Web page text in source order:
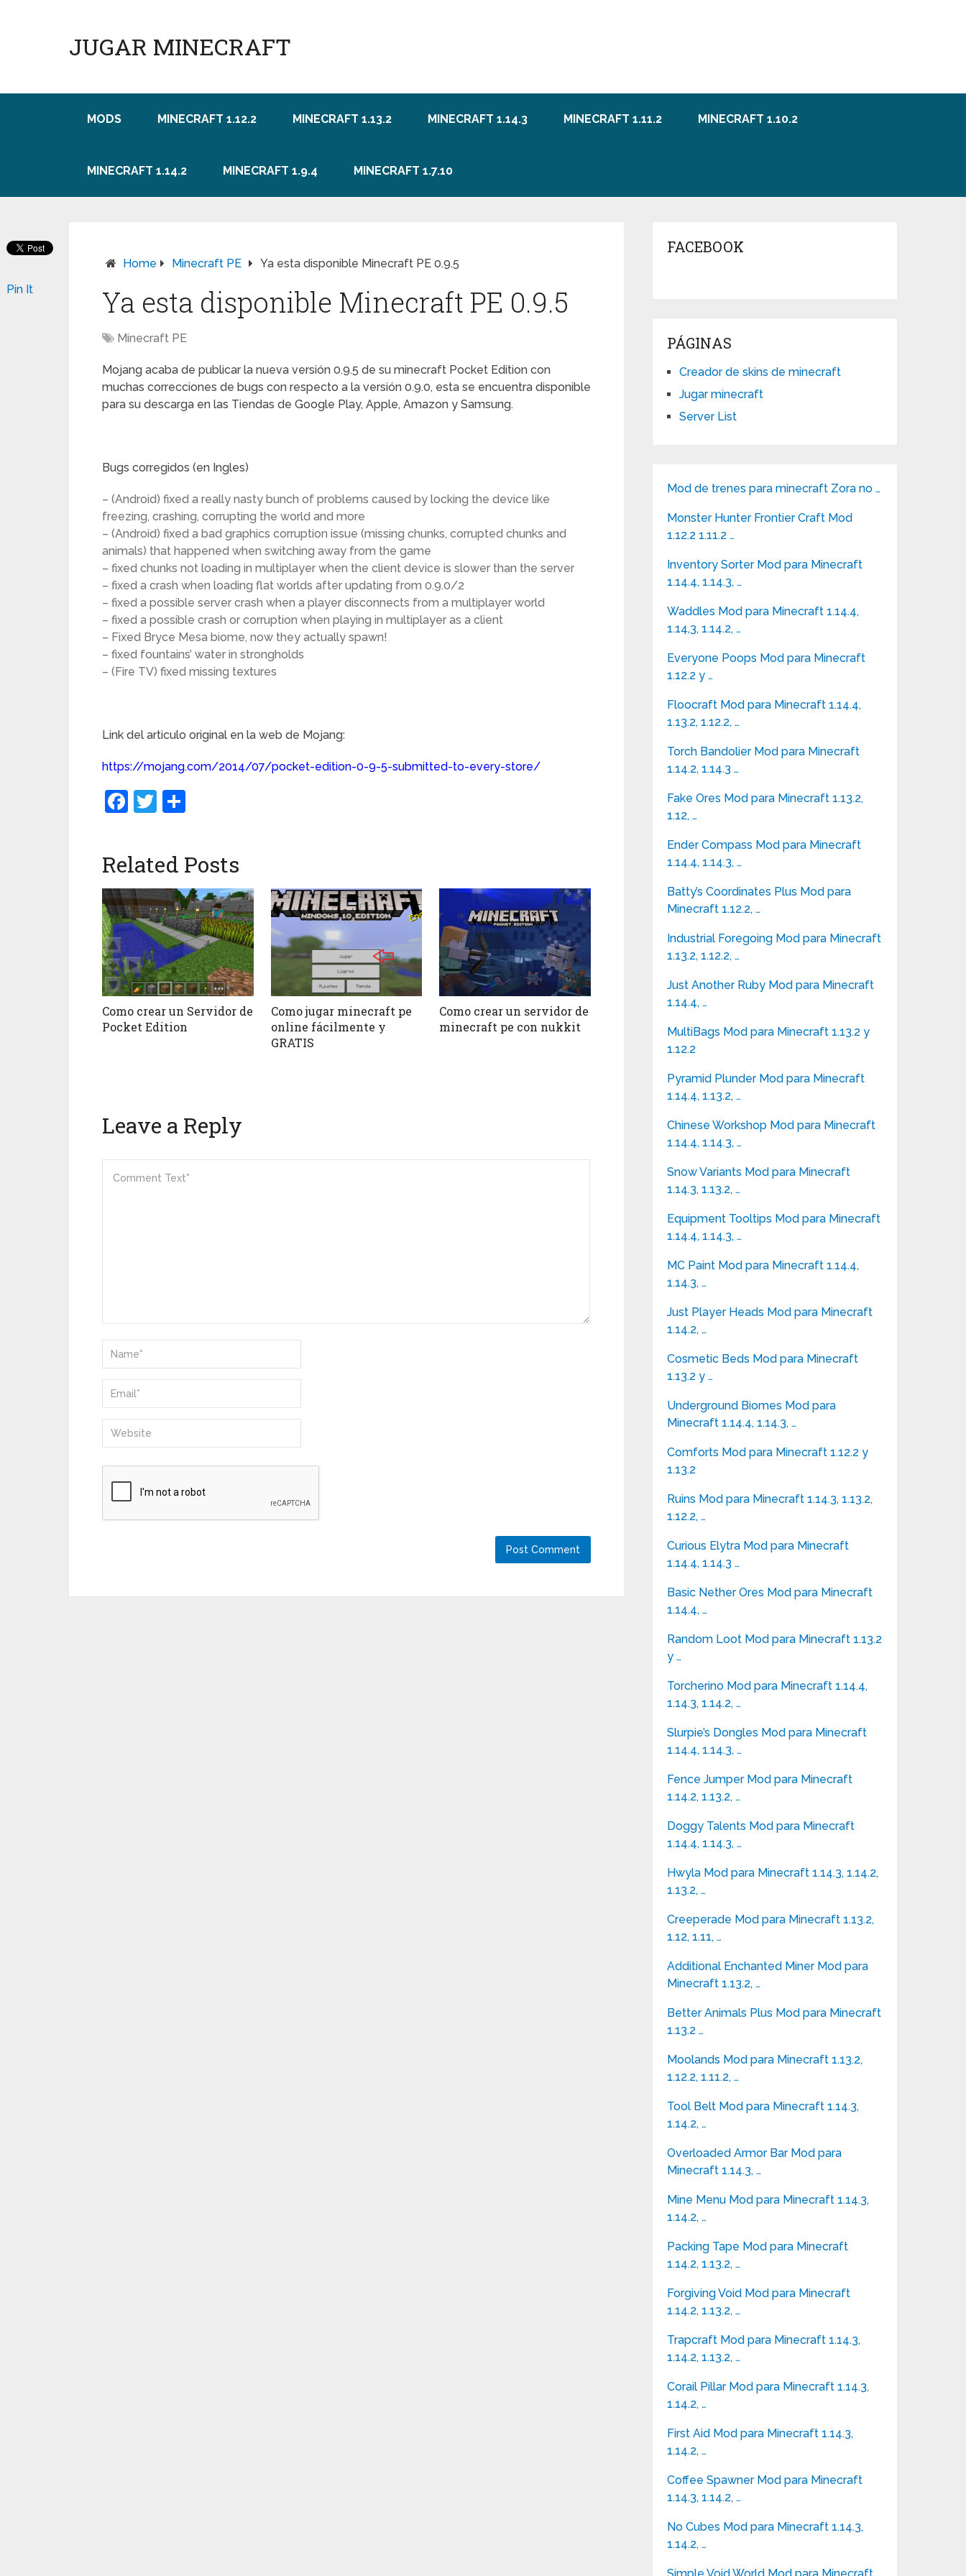
JUGAR MINECRAFT
MODS MINECRAFT 1.12.2 MINECRAFT 1.13.2 MINECRAFT 1.14.3 MINECRAFT 1.11.2 MINECRAFT 1.10.2
MINECRAFT 1.14.2 MINECRAFT 1.9.4 MINECRAFT 1.7.10
Home Minecraft PE Ya esta disponible Minecraft PE 0.9.5
Ya esta disponible Minecraft PE 0.9.5
Minecraft PE
Mojang acaba de publicar la nueva versión 0.9.5 de su minecraft Pocket Edition con
muchas correcciones de bugs con respecto a la versión 0.9.0, esta se encuentra disponible
para su descarga en las Tiendas de Google Play, Apple, Amazon y Samsung.
Bugs corregidos (en Ingles)
– (Android) fixed a really nasty bunch of problems caused by locking the device like
freezing, crashing, corrupting the world and more
– (Android) fixed a bad graphics corruption issue (missing chunks, corrupted chunks and
animals) that happened when switching away from the game
– fixed chunks not loading in multiplayer when the client device is slower than the server
– fixed a crash when loading flat worlds after updating from 0.9.0/2
– fixed a possible server crash when a player disconnects from a multiplayer world
– fixed a possible crash or corruption when playing in multiplayer as a client
– Fixed Bryce Mesa biome, now they actually spawn!
– fixed fountains’ water in strongholds
– (Fire TV) fixed missing textures
Link del articulo original en la web de Mojang:
https://mojang.com/2014/07/pocket-edition-0-9-5-submitted-to-every-store/
Facebook
Twitter
Pin It
Related Posts
Como crear un Servidor de
Pocket Edition
Como jugar minecraft pe
online fácilmente y
GRATIS
Como crear un servidor de
minecraft pe con nukkit
Leave a Reply
FACEBOOK
PÁGINAS
Creador de skins de minecraft
Jugar minecraft
Server List
Mod de trenes para minecraft Zora no …
Monster Hunter Frontier Craft Mod
1.12.2 1.11.2 …
Inventory Sorter Mod para Minecraft
1.14.4, 1.14.3, …
Waddles Mod para Minecraft 1.14.4,
1.14,3, 1.14.2, …
Everyone Poops Mod para Minecraft
1.12.2 y …
Floocraft Mod para Minecraft 1.14.4,
1.13.2, 1.12.2, …
Torch Bandolier Mod para Minecraft
1.14.2, 1.14.3 …
Fake Ores Mod para Minecraft 1.13.2,
1.12, …
Ender Compass Mod para Minecraft
1.14.4, 1.14.3, …
Batty’s Coordinates Plus Mod para
Minecraft 1.12.2, …
Industrial Foregoing Mod para Minecraft
1.13.2, 1.12.2, …
Just Another Ruby Mod para Minecraft
1.14.4, …
MultiBags Mod para Minecraft 1.13.2 y
1.12.2
Pyramid Plunder Mod para Minecraft
1.14.4, 1.13.2, …
Chinese Workshop Mod para Minecraft
1.14.4, 1.14.3, …
Snow Variants Mod para Minecraft
1.14.3, 1.13.2, …
Equipment Tooltips Mod para Minecraft
1.14.4, 1.14.3, …
MC Paint Mod para Minecraft 1.14.4,
1.14.3, …
Just Player Heads Mod para Minecraft
1.14.2, …
Cosmetic Beds Mod para Minecraft
1.13.2 y …
Underground Biomes Mod para
Minecraft 1.14.4, 1.14.3, …
Comforts Mod para Minecraft 1.12.2 y
1.13.2
Ruins Mod para Minecraft 1.14.3, 1.13.2,
1.12.2, …
Curious Elytra Mod para Minecraft
1.14.4, 1.14.3 …
Basic Nether Ores Mod para Minecraft
1.14.4, …
Random Loot Mod para Minecraft 1.13.2
y …
Torcherino Mod para Minecraft 1.14.4,
1.14.3, 1.14.2, …
Slurpie’s Dongles Mod para Minecraft
1.14.4, 1.14.3, …
Fence Jumper Mod para Minecraft
1.14.2, 1.13.2, …
Doggy Talents Mod para Minecraft
1.14.4, 1.14.3, …
Hwyla Mod para Minecraft 1.14.3, 1.14.2,
1.13.2, …
Creeperade Mod para Minecraft 1.13.2,
1.12, 1.11, …
Additional Enchanted Miner Mod para
Minecraft 1.13.2, …
Better Animals Plus Mod para Minecraft
1.13.2 …
Moolands Mod para Minecraft 1.13.2,
1.12.2, 1.11.2, …
Tool Belt Mod para Minecraft 1.14.3,
1.14.2, …
Overloaded Armor Bar Mod para
Minecraft 1.14.3, …
Mine Menu Mod para Minecraft 1.14.3,
1.14.2, …
Packing Tape Mod para Minecraft
1.14.2, 1.13.2, …
Forgiving Void Mod para Minecraft
1.14.2, 1.13.2, …
Trapcraft Mod para Minecraft 1.14.3,
1.14.2, 1.13.2, …
Corail Pillar Mod para Minecraft 1.14.3,
1.14.2, …
First Aid Mod para Minecraft 1.14.3,
1.14.2, …
Coffee Spawner Mod para Minecraft
1.14.3, 1.14.2, …
No Cubes Mod para Minecraft 1.14.3,
1.14.2, …